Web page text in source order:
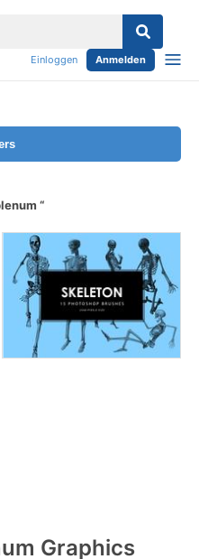
Einloggen Anmelden
Graphics